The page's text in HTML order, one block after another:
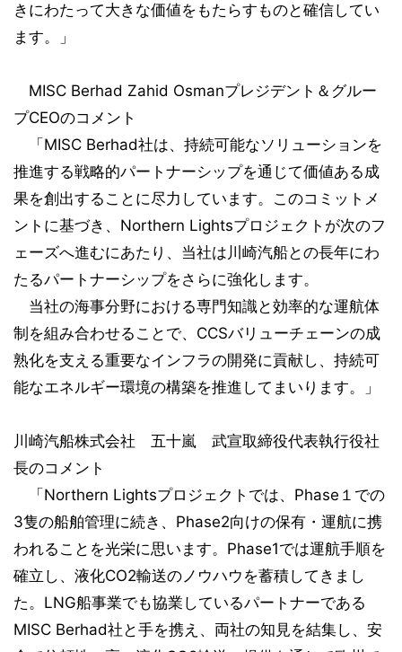
きにわたって大きな価値をもたらすものと確信してい
ます。」
MISC Berhad Zahid Osmanプレジデント＆グルー
プCEOのコメント
「MISC Berhad社は、持続可能なソリューションを
推進する戦略的パートナーシップを通じて価値ある成
果を創出することに尽力しています。このコミットメ
ントに基づき、Northern Lightsプロジェクトが次のフ
ェーズへ進むにあたり、当社は川崎汽船との長年にわ
たるパートナーシップをさらに強化します。
当社の海事分野における専門知識と効率的な運航体
制を組み合わせることで、CCSバリューチェーンの成
熟化を支える重要なインフラの開発に貢献し、持続可
能なエネルギー環境の構築を推進してまいります。」
川崎汽船株式会社 五十嵐 武宣取締役代表執行役社
長のコメント
「Northern Lightsプロジェクトでは、Phase１での
3隻の船舶管理に続き、Phase2向けの保有・運航に携
われることを光栄に思います。Phase1では運航手順を
確立し、液化CO2輸送のノウハウを蓄積してきまし
た。LNG船事業でも協業しているパートナーである
MISC Berhad社と手を携え、両社の知見を結集し、安